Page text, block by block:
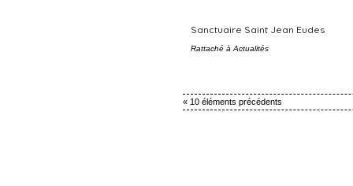
Sanctuaire Saint Jean Eudes
Rattaché à Actualités
« 10 éléments précédents